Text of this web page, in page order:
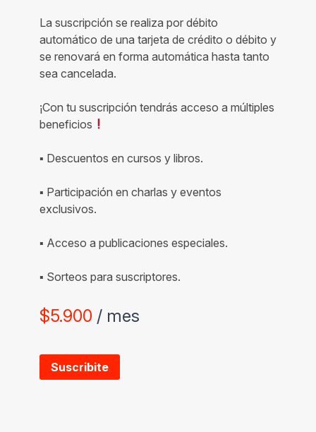
La suscripción se realiza por débito
automático de una tarjeta de crédito o débito y
se renovará en forma automática hasta tanto
sea cancelada.
¡Con tu suscripción tendrás acceso a múltiples
beneficios
▪ Descuentos en cursos y libros.
▪ Participación en charlas y eventos
exclusivos.
▪ Acceso a publicaciones especiales.
▪ Sorteos para suscriptores.
$5.900 / mes
Suscribite